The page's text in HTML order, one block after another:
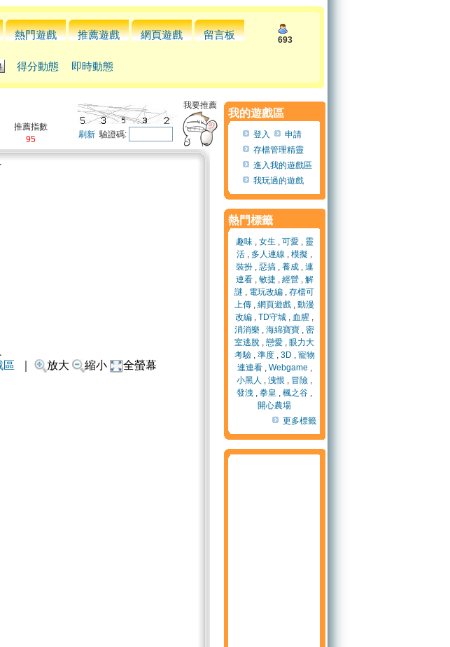
熱門遊戲 推薦遊戲 網頁遊戲 留言板 693
得分動態 即時動態
推薦指數
95
刷新驗證碼:
我要推薦
區 放大 縮小 全螢幕
我的遊戲區
登入
申請
存檔管理精靈
進入我的遊戲區
我玩過的遊戲
熱門標籤
趣味, 女生 , 可愛, 靈
活 , 多人連線 , 模擬 ,
裝扮, 惡搞, 養成, 連
連看, 敏捷, 經營, 解
謎 , 電玩改編 , 存檔可
上傳 , 網頁遊戲 , 動漫
改編 , TD守城 , 血腥 ,
消消樂 , 海綿寶寶 , 密
室逃脫 , 戀愛 , 眼力大
考驗, 準度, 3D , 寵物
連連看, Webgame ,
小黑人 , 洩恨 , 冒險 ,
發洩 , 拳皇 , 楓之谷 ,
開心農場
更多標籤